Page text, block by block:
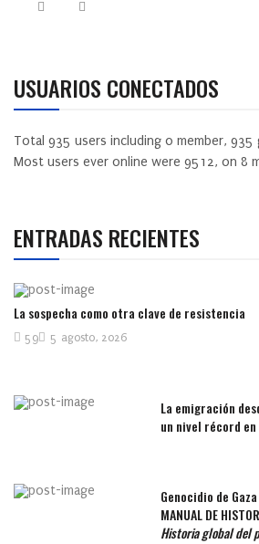
USUARIOS CONECTADOS
Total 935 users including 0 member, 935
Most users ever online were 9512, on 8
ENTRADAS RECIENTES
La sospecha como otra clave de resistencia
5 agosto, 2026
59
La emigración
un nivel récord
Genocidio de Gaza
MANUAL DE
Historia global del